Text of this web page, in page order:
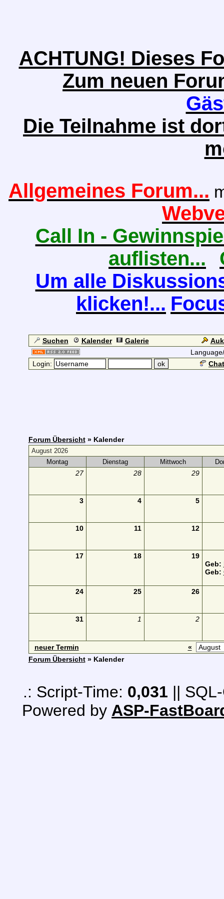
ACHTUNG! Dieses
Zum neuen
Die Teilnahme ist
Allgemeines Forum...
Call In -
auflisten...
Um alle
klicken!...
Suchen Kalender Galerie
Login:
Forum Übersicht» Kalender
August 2026
Montag
Dienstag Mittwoch
27 28 29
3 4 5
10 11 12
17 18
19
Geb:
Geb:
24 25 26
31 1 2
neuer Termin
«
Forum Übersicht» Kalender
.: Script-Time: 0,031 ||
Powered by ASP-